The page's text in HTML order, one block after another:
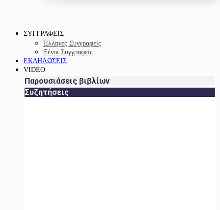
ΣΥΓΓΡΑΦΕΙΣ
Έλληνες Συγγραφείς
Ξένοι Συγγραφείς
ΕΚΔΗΛΩΣΕΙΣ
VIDEO
Παρουσιάσεις βιβλίων
Συζητήσεις